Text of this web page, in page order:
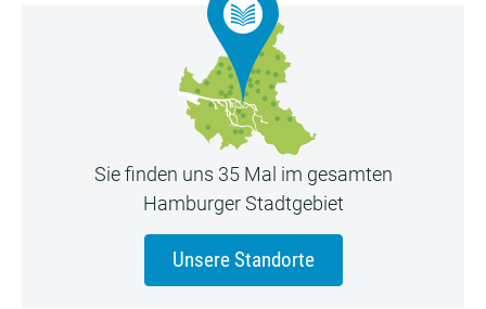
Sie finden uns 35 Mal im gesamten
Hamburger Stadtgebiet
Unsere Standorte